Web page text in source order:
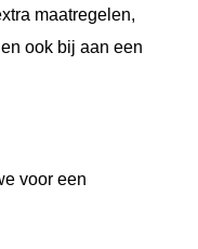
maatregelen,
ook bij aan een
voor een